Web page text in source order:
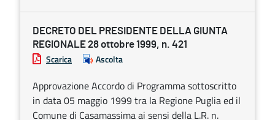
DECRETO DEL PRESIDENTE DELLA GIUNTA
REGIONALE 28 ottobre 1999, n. 421
Scarica Ascolta
Approvazione Accordo di Programma sottoscritto
in data 05 maggio 1999 tra la Regione Puglia ed il
Comune di Casamassima ai sensi della L.R. n.